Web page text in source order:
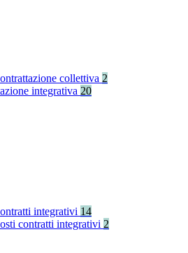
collettiva 2
integrativa 20
integrativi 14
contratti integrativi 2